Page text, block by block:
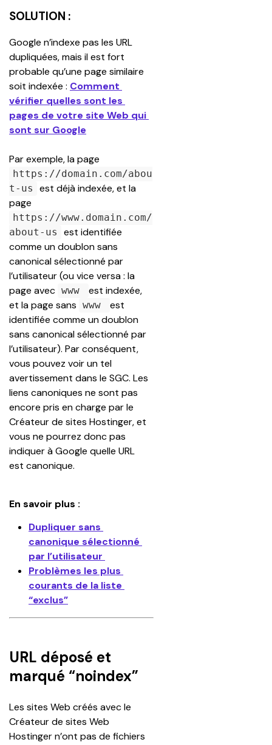
SOLUTION :
Google n’indexe pas les URL
dupliquées, mais il est fort
probable qu’une page similaire
soit indexée : Comment
vérifier quelles sont les
pages de votre site Web qui
sont sur Google
Par exemple, la page
https://domain.com/abou
t-us
est déjà indexée, et la
page
https://www.domain.com/
about-us
est identifiée
comme un doublon sans
canonical sélectionné par
l’utilisateur (ou vice versa : la
page avec www
est indexée,
et la page sans www
est
identifiée comme un doublon
sans canonical sélectionné par
l’utilisateur). Par conséquent,
vous pouvez voir un tel
avertissement dans le SGC. Les
liens canoniques ne sont pas
encore pris en charge par le
Créateur de sites Hostinger, et
vous ne pourrez donc pas
indiquer à Google quelle URL
est canonique.
En savoir plus :
Dupliquer sans
canonique sélectionné
par l’utilisateur
Problèmes les plus
courants de la liste
“exclus”
URL déposé et
marqué “noindex”
Les sites Web créés avec le
Créateur de sites Web
Hostinger n’ont pas de fichiers